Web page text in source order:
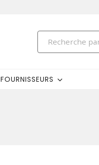
FOURNISSEURS